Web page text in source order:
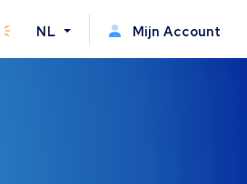
NL Mijn Account